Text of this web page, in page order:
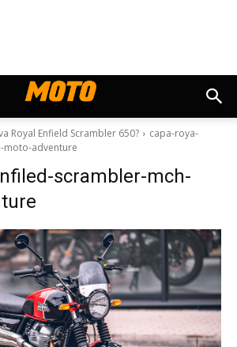
Royal Enfield Scrambler 650?
capa-roya-
moto-adventure
scrambler-mch-